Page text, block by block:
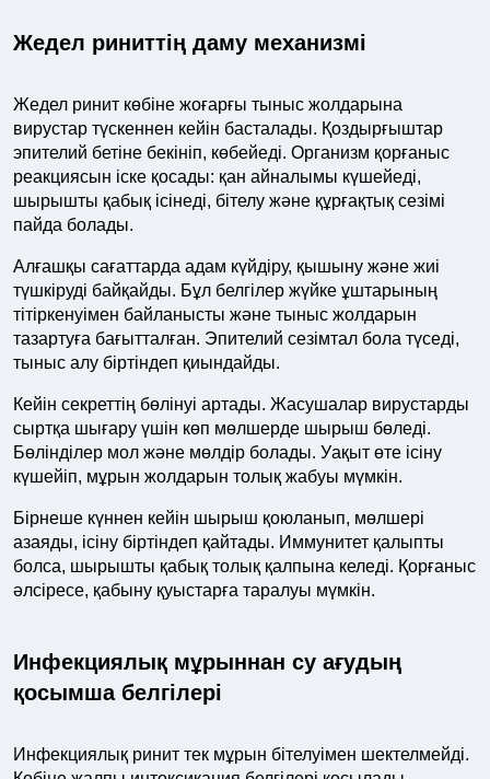
Жедел риниттің даму механизмі
Жедел ринит көбіне жоғарғы тыныс жолдарына
вирустар түскеннен кейін басталады. Қоздырғыштар
эпителий бетіне бекініп, көбейеді. Организм қорғаныс
реакциясын іске қосады: қан айналымы күшейеді,
шырышты қабық ісінеді, бітелу және құрғақтық сезімі
пайда болады.
Алғашқы сағаттарда адам күйдіру, қышыну және жиі
түшкіруді байқайды. Бұл белгілер жүйке ұштарының
тітіркенуімен байланысты және тыныс жолдарын
тазартуға бағытталған. Эпителий сезімтал бола түседі,
тыныс алу біртіндеп қиындайды.
Кейін секреттің бөлінуі артады. Жасушалар вирустарды
сыртқа шығару үшін көп мөлшерде шырыш бөледі.
Бөлінділер мол және мөлдір болады. Уақыт өте ісіну
күшейіп, мұрын жолдарын толық жабуы мүмкін.
Бірнеше күннен кейін шырыш қоюланып, мөлшері
азаяды, ісіну біртіндеп қайтады. Иммунитет қалыпты
болса, шырышты қабық толық қалпына келеді. Қорғаныс
әлсіресе, қабыну қуыстарға таралуы мүмкін.
Инфекциялық мұрыннан су ағудың
қосымша белгілері
Инфекциялық ринит тек мұрын бітелуімен шектелмейді.